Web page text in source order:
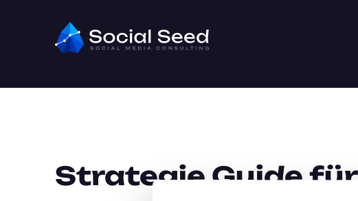
Strategie Guide für